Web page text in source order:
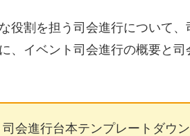
役割を担う司会進行について
、イベント司会進行の概要と司
会進行台本テンプレートダウ